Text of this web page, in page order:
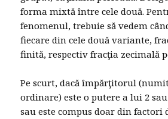
forma mixtă între cele două.
fenomenul, trebuie să vedem
fiecare din cele două variante,
finită, respectiv fracţia zecimală
Pe scurt, dacă împărţitorul
ordinare) este o putere a lui 2
sau este compus doar din factori